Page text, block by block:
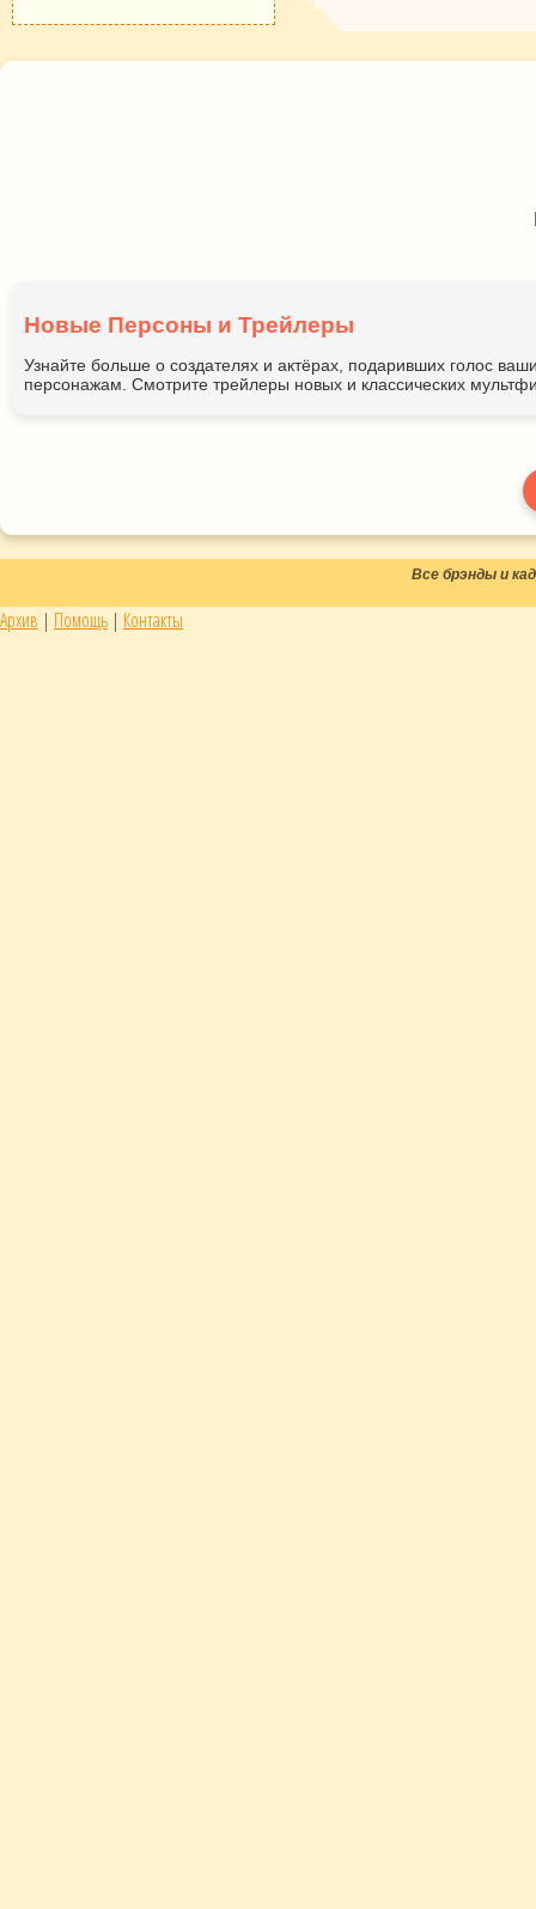
Новые Персоны и Трейлеры
Узнайте больше о создателях и актёрах, подаривших голос
персонажам. Смотрите трейлеры новых и классических
Все брэнды и
Архив | Помощь | Контакты